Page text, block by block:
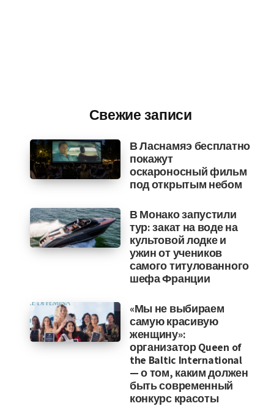
Свежие записи
В Ласнамяэ бесплатно
покажут
оскароносный фильм
под открытым небом
В Монако запустили
тур: закат на воде на
культовой лодке и
ужин от учеников
самого титулованного
шефа Франции
«Мы не выбираем
самую красивую
женщину»:
организатор Queen of
the Baltic International
— о том, каким должен
быть современный
конкурс красоты